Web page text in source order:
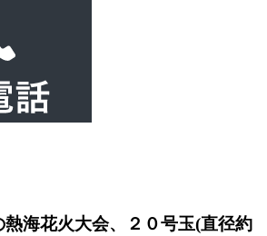
海花火大会、２０号玉(直径約